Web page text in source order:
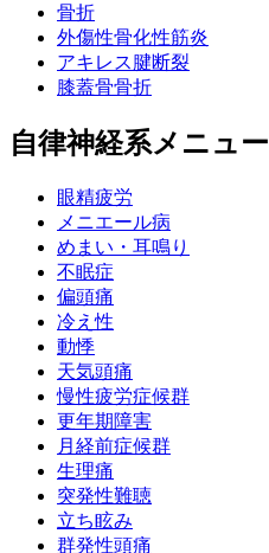
骨折
外傷性骨化性筋炎
アキレス腱断裂
膝蓋骨骨折
自律神経系メニュー
眼精疲労
メニエール病
めまい・耳鳴り
不眠症
偏頭痛
冷え性
動悸
天気頭痛
慢性疲労症候群
更年期障害
月経前症候群
生理痛
突発性難聴
立ち眩み
群発性頭痛